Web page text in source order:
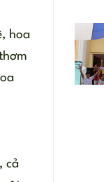
hoa
cả